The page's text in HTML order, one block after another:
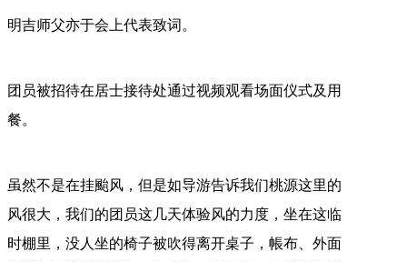
明吉师父亦于会上代表致词。
团员被招待在居士接待处通过视频观看场面仪式及用
餐。
虽然不是在挂颱风，但是如导游告诉我们桃源这里的
风很大，我们的团员这几天体验风的力度，坐在这临
时棚里，没人坐的椅子被吹得离开桌子，帳布、外面